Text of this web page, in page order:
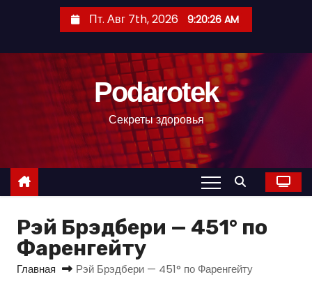
с
Пт. Авг 7th, 2026 9:20:27 AM
Podarotek
Секреты здоровья
Рэй Брэдбери — 451° по
Фаренгейту
Главная Рэй Брэдбери — 451° по Фаренгейту